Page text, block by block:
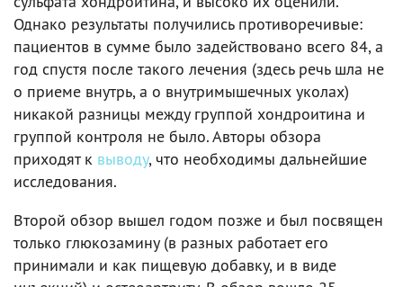
Однако результаты получились противоречивые:
пациентов в сумме было задействовано всего 84, а
год спустя после такого лечения (здесь речь шла не
о приеме внутрь, а о внутримышечных уколах)
никакой разницы между группой хондроитина и
группой контроля не было. Авторы обзора
приходят к выводу, что необходимы дальнейшие
исследования.
Второй обзор вышел годом позже и был посвящен
только глюкозамину (в разных работает его
принимали и как пищевую добавку, и в виде